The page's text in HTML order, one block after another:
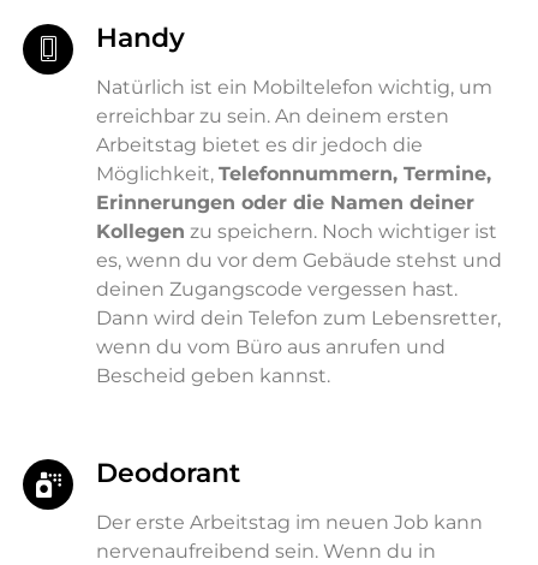
Handy
Natürlich ist ein Mobiltelefon wichtig, um
erreichbar zu sein. An deinem ersten
Arbeitstag bietet es dir jedoch die
Möglichkeit, Telefonnummern, Termine,
Erinnerungen oder die Namen deiner
Kollegen zu speichern. Noch wichtiger ist
es, wenn du vor dem Gebäude stehst und
deinen Zugangscode vergessen hast.
Dann wird dein Telefon zum Lebensretter,
wenn du vom Büro aus anrufen und
Bescheid geben kannst.
Deodorant
Der erste Arbeitstag im neuen Job kann
nervenaufreibend sein. Wenn du in